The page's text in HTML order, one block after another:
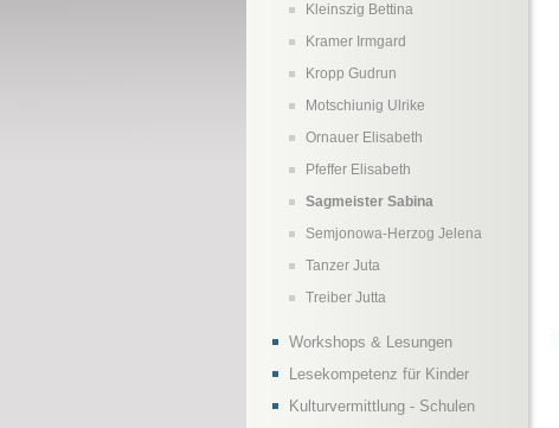
Kleinszig Bettina
Kramer Irmgard
Kropp Gudrun
Motschiunig Ulrike
Ornauer Elisabeth
Pfeffer Elisabeth
Sagmeister Sabina
Semjonowa-Herzog Jelena
Tanzer Juta
Treiber Jutta
Workshops & Lesungen
Lesekompetenz für Kinder
Kulturvermittlung - Schulen